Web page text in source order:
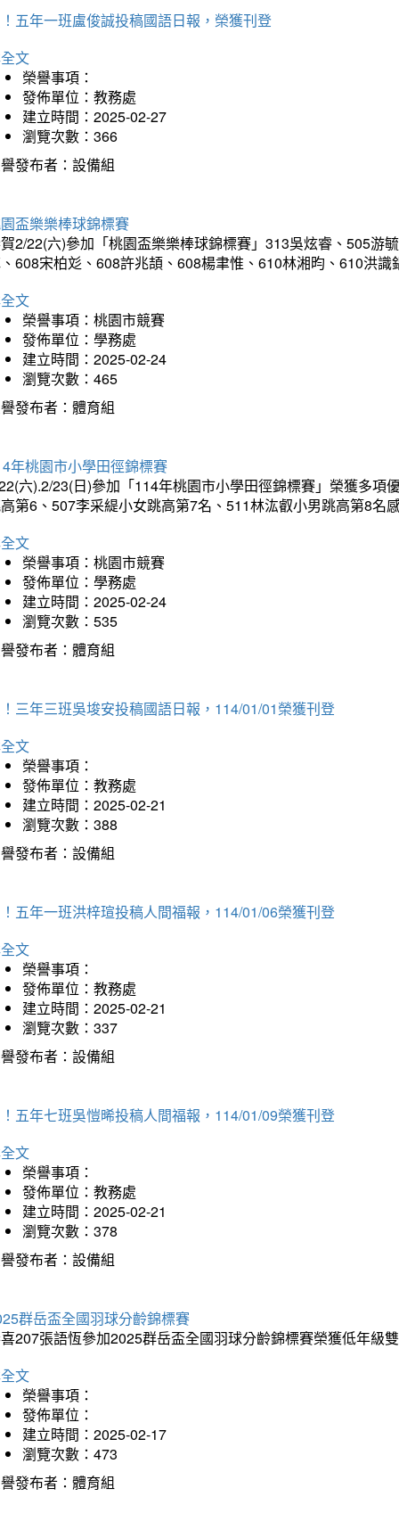
五年一班盧俊誠投稿國語日報，榮獲刊登
文
榮譽事項：
發佈單位：教務處
建立時間：2025-02-27
瀏覽次數：366
發布者：設備組
盃樂樂棒球錦標賽
2/22(六)參加「桃園盃樂樂棒球錦標賽」313吳炫睿、505游
608宋柏彣、608許兆頡、608楊聿惟、610林湘昀、610洪
文
榮譽事項：桃園市競賽
發佈單位：學務處
建立時間：2025-02-24
瀏覽次數：465
發布者：體育組
年桃園市小學田徑錦標賽
六).2/23(日)參加「114年桃園市小學田徑錦標賽」榮獲多
第6、507李采緹小女跳高第7名、511林汯叡小男跳高第8名
文
榮譽事項：桃園市競賽
發佈單位：學務處
建立時間：2025-02-24
瀏覽次數：535
發布者：體育組
三年三班吳埈安投稿國語日報，114/01/01榮獲刊登
文
榮譽事項：
發佈單位：教務處
建立時間：2025-02-21
瀏覽次數：388
發布者：設備組
五年一班洪梓瑄投稿人間福報，114/01/06榮獲刊登
文
榮譽事項：
發佈單位：教務處
建立時間：2025-02-21
瀏覽次數：337
發布者：設備組
五年七班吳愷晞投稿人間福報，114/01/09榮獲刊登
文
榮譽事項：
發佈單位：教務處
建立時間：2025-02-21
瀏覽次數：378
發布者：設備組
群岳盃全國羽球分齡錦標賽
207張語恆參加2025群岳盃全國羽球分齡錦標賽榮獲低年級
文
榮譽事項：
發佈單位：
建立時間：2025-02-17
瀏覽次數：473
發布者：體育組